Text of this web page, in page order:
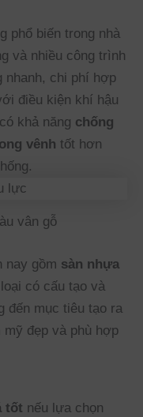
phổ biến trong nhà
và nhiều công trình
nhanh, chi phí hợp
điều kiện khí hậu
khả năng chống
vênh tốt hơn
vân gỗ
nay gồm sàn nhựa
có cấu tạo và
đến mục tiêu tạo ra
mỹ đẹp và phù hợp
tốt nếu lựa chọn